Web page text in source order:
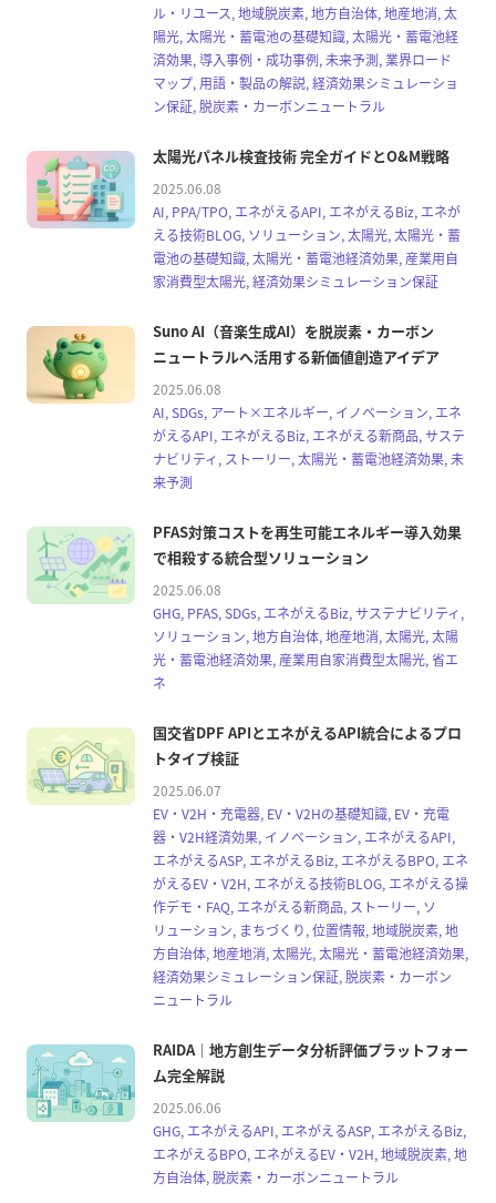
ル・リユース, 地域脱炭素, 地方自治体, 地産地消, 太
陽光, 太陽光・蓄電池の基礎知識, 太陽光・蓄電池経
済効果, 導入事例・成功事例, 未来予測, 業界ロード
マップ, 用語・製品の解説, 経済効果シミュレーショ
ン保証, 脱炭素・カーボンニュートラル
太陽光パネル検査技術 完全ガイドとO&M戦略
2025.06.08
AI, PPA/TPO, エネがえるAPI, エネがえるBiz, エネが
える技術BLOG, ソリューション, 太陽光, 太陽光・蓄
電池の基礎知識, 太陽光・蓄電池経済効果, 産業用自
家消費型太陽光, 経済効果シミュレーション保証
Suno AI（音楽生成AI）を脱炭素・カーボン
ニュートラルへ活用する新価値創造アイデア
2025.06.08
AI, SDGs, アート×エネルギー, イノベーション, エネ
がえるAPI, エネがえるBiz, エネがえる新商品, サステ
ナビリティ, ストーリー, 太陽光・蓄電池経済効果, 未
来予測
PFAS対策コストを再生可能エネルギー導入効果
で相殺する統合型ソリューション
2025.06.08
GHG, PFAS, SDGs, エネがえるBiz, サステナビリティ,
ソリューション, 地方自治体, 地産地消, 太陽光, 太陽
光・蓄電池経済効果, 産業用自家消費型太陽光, 省エ
ネ
国交省DPF APIとエネがえるAPI統合によるプロ
トタイプ検証
2025.06.07
EV・V2H・充電器, EV・V2Hの基礎知識, EV・充電
器・V2H経済効果, イノベーション, エネがえるAPI,
エネがえるASP, エネがえるBiz, エネがえるBPO, エネ
がえるEV・V2H, エネがえる技術BLOG, エネがえる操
作デモ・FAQ, エネがえる新商品, ストーリー, ソ
リューション, まちづくり, 位置情報, 地域脱炭素, 地
方自治体, 地産地消, 太陽光, 太陽光・蓄電池経済効果,
経済効果シミュレーション保証, 脱炭素・カーボン
ニュートラル
RAIDA｜地方創生データ分析評価プラットフォー
ム完全解説
2025.06.06
GHG, エネがえるAPI, エネがえるASP, エネがえるBiz,
エネがえるBPO, エネがえるEV・V2H, 地域脱炭素, 地
方自治体, 脱炭素・カーボンニュートラル